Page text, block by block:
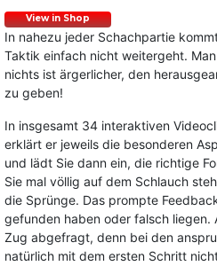
View in Shop
In nahezu jeder Schachpartie
Taktik einfach nicht weitergeht.
nichts ist ärgerlicher, den
zu geben!
In insgesamt 34 interaktiven
erklärt er jeweils die besonderen
und lädt Sie dann ein, die richtige
Sie mal völlig auf dem Schlauch
die Sprünge. Das prompte
gefunden haben oder falsch
Zug abgefragt, denn bei den
natürlich mit dem ersten Schritt